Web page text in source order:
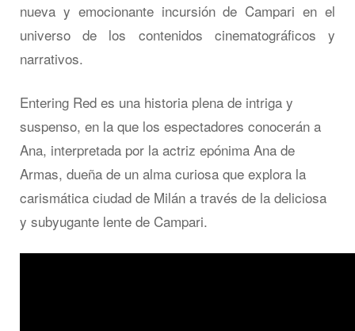
nueva y emocionante incursión de Campari en el
universo de los contenidos cinematográficos y
narrativos.
Entering Red es una historia plena de intriga y
suspenso, en la que los espectadores conocerán a
Ana, interpretada por la actriz epónima Ana de
Armas, dueña de un alma curiosa que explora la
carismática ciudad de Milán a través de la deliciosa
y subyugante lente de Campari.